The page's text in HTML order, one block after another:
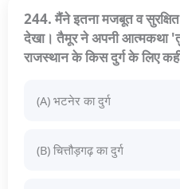
244. मैंने इतना मजबूत व सुरक्षित
देखा। तैमूर ने अपनी आत्मकथा
राजस्थान के किस दुर्ग के लिए
(A) भटनेर का दुर्ग
(B) चित्तौड़गढ़ का दुर्ग